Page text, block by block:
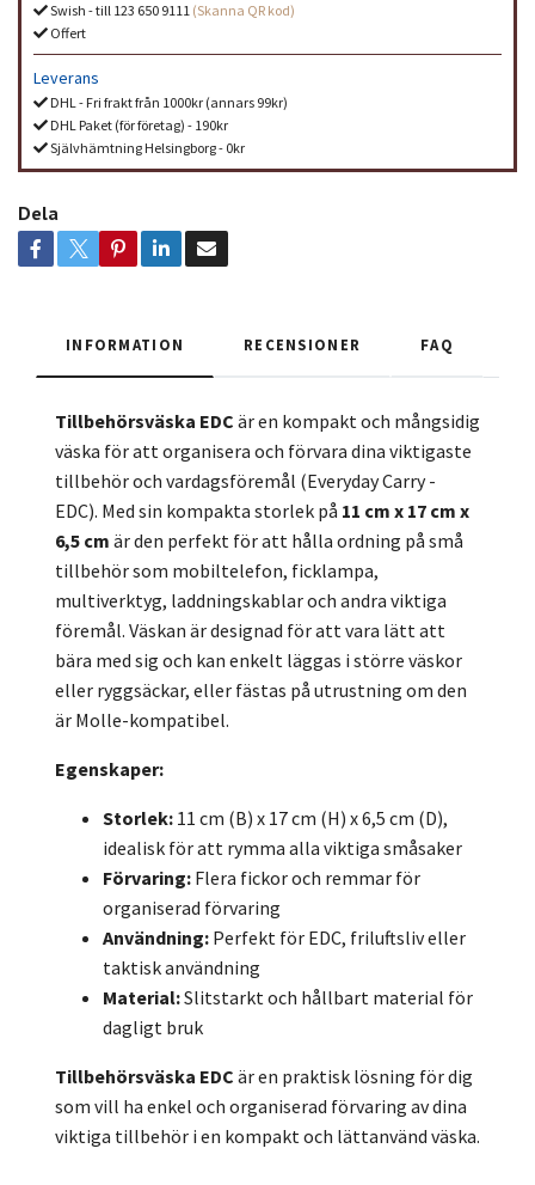
Swish - till 123 650 9111 (Skanna QR kod)
Offert
Leverans
DHL - Fri frakt från 1000kr (annars 99kr)
DHL Paket (för företag) - 190kr
Självhämtning Helsingborg - 0kr
Dela
INFORMATION RECENSIONER FAQ
Tillbehörsväska EDC är en kompakt och mångsidig
väska för att organisera och förvara dina viktigaste
tillbehör och vardagsföremål (Everyday Carry -
EDC). Med sin kompakta storlek på 11 cm x 17 cm x
6,5 cm är den perfekt för att hålla ordning på små
tillbehör som mobiltelefon, ficklampa,
multiverktyg, laddningskablar och andra viktiga
föremål. Väskan är designad för att vara lätt att
bära med sig och kan enkelt läggas i större väskor
eller ryggsäckar, eller fästas på utrustning om den
är Molle-kompatibel.
Egenskaper:
Storlek: 11 cm (B) x 17 cm (H) x 6,5 cm (D),
idealisk för att rymma alla viktiga småsaker
Förvaring: Flera fickor och remmar för
organiserad förvaring
Användning: Perfekt för EDC, friluftsliv eller
taktisk användning
Material:Slitstarkt och hållbart material för
dagligt bruk
Tillbehörsväska EDC är en praktisk lösning för dig
som vill ha enkel och organiserad förvaring av dina
viktiga tillbehör i en kompakt och lättanvänd väska.